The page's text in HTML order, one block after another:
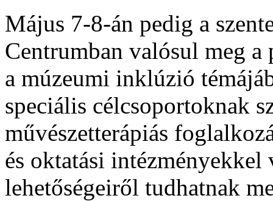
Május 7-8-án pedig a
Centrumban valósul meg a
a múzeumi inklúzió
speciális célcsoportoknak
művészetterápiás
és oktatási
lehetőségeiről tudhatnak